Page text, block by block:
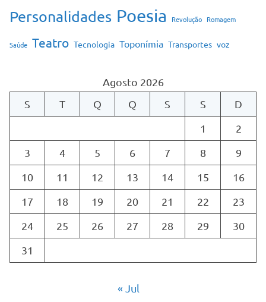
Personalidades Poesia Revolução Romagem
Saúde Teatro Tecnologia Toponímia Transportes voz
Agosto 2026
S
T Q Q S S
D
1
2
3
4 5 6 7 8
9
10
11 12 13 14 15
16
17
18 19 20 21 22
23
24
25 26 27 28 29
30
31
« Jul